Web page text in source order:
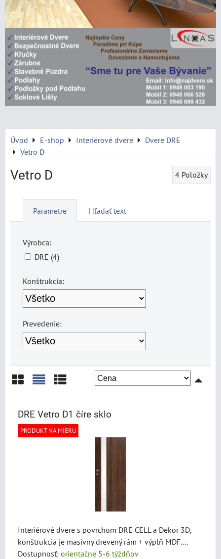
Úvod E-shop Interiérové dvere
Dvere DRE
Vetro D
Vetro D 4 Položky
Parametre Hľadať text
Výrobca:
DRE (4)
Konštrukcia:
Prevedenie:
DRE Vetro D1 číre sklo
PRODUKT NA MIERU
Interiérové dvere s povrchom DRE CELL a Dekor 3D,
konštrukcia je masívny drevený rám + výplň MDF....
Dostupnosť: orientačne 5-6 týždňov